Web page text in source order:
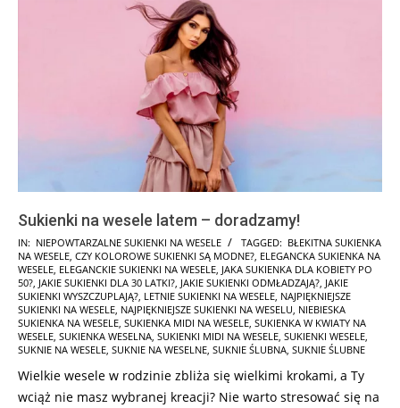
Sukienki na wesele latem – doradzamy!
2025-
06-
02
IN: NIEPOWTARZALNE SUKIENKI NA WESELE TAGGED: BŁEKITNA SUKIENKA
NA WESELE CZY KOLOROWE SUKIENKI SĄ MODNE? ELEGANCKA SUKIENKA NA
WESELE ELEGANCKIE SUKIENKI NA WESELE JAKA SUKIENKA DLA KOBIETY PO
50? JAKIE SUKIENKI DLA 30 LATKI? JAKIE SUKIENKI ODMŁADZAJĄ? JAKIE
SUKIENKI WYSZCZUPLAJĄ? LETNIE SUKIENKI NA WESELE NAJPIĘKNIEJSZE
SUKIENKI NA WESELE NAJPIĘKNIEJSZE SUKIENKI NA WESELU NIEBIESKA
SUKIENKA NA WESELE SUKIENKA MIDI NA WESELE SUKIENKA W KWIATY NA
WESELE SUKIENKA WESELNA SUKIENKI MIDI NA WESELE SUKIENKI WESELE
SUKNIE NA WESELE SUKNIE NA WESELNE SUKNIE ŚLUBNA SUKNIE ŚLUBNE
Wielkie wesele w rodzinie zbliża się wielkimi krokami, a Ty
wciąż nie masz wybranej kreacji? Nie warto stresować się na